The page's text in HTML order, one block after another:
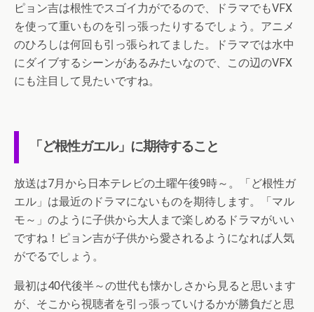
ピョン吉は根性でスゴイ力がでるので、ドラマでもVFX
を使って重いものを引っ張ったりするでしょう。アニメ
のひろしは何回も引っ張られてました。ドラマでは水中
にダイブするシーンがあるみたいなので、この辺のVFX
にも注目して見たいですね。
「ど根性ガエル」に期待すること
放送は7月から日本テレビの土曜午後9時～。「ど根性ガ
エル」は最近のドラマにないものを期待します。「マル
モ～」のように子供から大人まで楽しめるドラマがいい
ですね！ピョン吉が子供から愛されるようになれば人気
がでるでしょう。
最初は40代後半～の世代も懐かしさから見ると思います
が、そこから視聴者を引っ張っていけるかが勝負だと思